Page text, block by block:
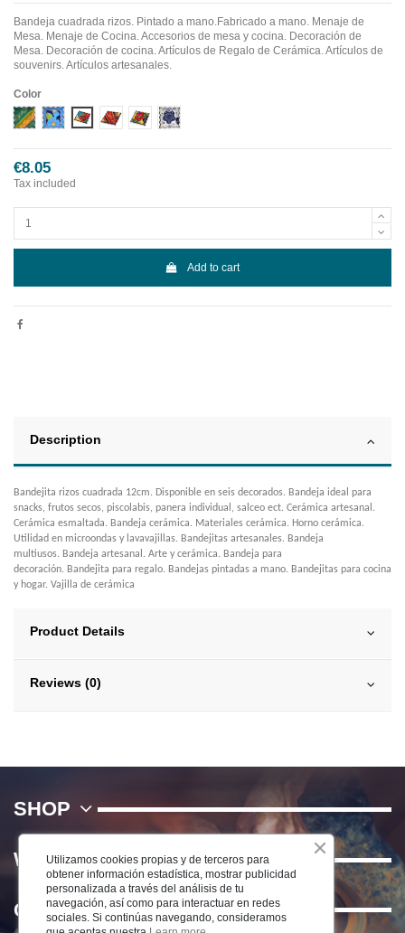
Bandeja cuadrada rizos. Pintado a mano.Fabricado a mano. Menaje de
Mesa. Menaje de Cocina. Accesorios de mesa y cocina. Decoración de
Mesa. Decoración de cocina. Artículos de Regalo de Cerámica. Artículos de
souvenirs. Artículos artesanales.
Color
Diseño 1Diseño 2Diseño 3Diseño 4Diseño 5Diseño 6
€8.05
Tax included
Add to cart
Description
Bandejita rizos cuadrada 12cm. Disponible en seis decorados. Bandeja ideal para
snacks, frutos secos, piscolabis, panera individual, salceo ect. Cerámica artesanal.
Cerámica esmaltada. Bandeja cerámica. Materiales cerámica. Horno cerámica.
Utilidad en microondas y lavavajillas. Bandejitas artesanales. Bandeja
multiusos. Bandeja artesanal. Arte y cerámica. Bandeja para
decoración. Bandejita para regalo. Bandejas pintadas a mano. Bandejitas para cocina
y hogar. Vajilla de cerámica
Product Details
Reviews (0)
SHOP
WE
Contact us
Utilizamos cookies propias y de terceros para
obtener información estadística, mostrar publicidad
personalizada a través del análisis de tu
navegación, así como para interactuar en redes
sociales. Si continúas navegando, consideramos